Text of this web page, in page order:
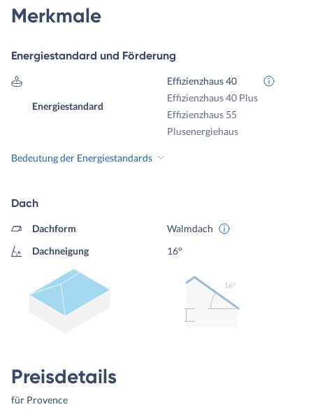
Merkmale
Energiestandard und Förderung
Energiestandard
Effizienzhaus 40
Effizienzhaus 40 Plus
Effizienzhaus 55
Plusenergiehaus
Bedeutung der Energiestandards
Dach
Dachform
Walmdach
Dachneigung
16°
16º
Preisdetails
für Provence